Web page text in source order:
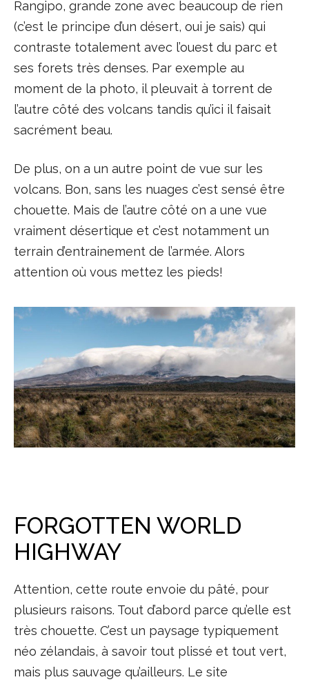
Rangipo, grande zone avec beaucoup de rien
(c’est le principe d’un désert, oui je sais) qui
contraste totalement avec l’ouest du parc et
ses forets très denses. Par exemple au
moment de la photo, il pleuvait à torrent de
l’autre côté des volcans tandis qu’ici il faisait
sacrément beau.
De plus, on a un autre point de vue sur les
volcans. Bon, sans les nuages c’est sensé être
chouette. Mais de l’autre côté on a une vue
vraiment désertique et c’est notamment un
terrain d’entrainement de l’armée. Alors
attention où vous mettez les pieds!
FORGOTTEN WORLD
HIGHWAY
Attention, cette route envoie du pâté, pour
plusieurs raisons. Tout d’abord parce qu’elle est
très chouette. C’est un paysage typiquement
néo zélandais, à savoir tout plissé et tout vert,
mais plus sauvage qu’ailleurs. Le site